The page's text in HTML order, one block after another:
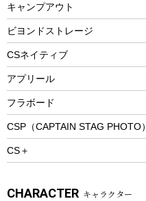
スノーシュー
防寒ウェア
トレッキング
トレッキングアクセサリー
プレイグッズ
ウェルネス
ウェア、タオル
キャンプアウト
ビヨンドストレージ
CSネイティブ
アプリール
フラボード
CSP（CAPTAIN STAG PHOTO）
CS＋
CHARACTER キャラクター